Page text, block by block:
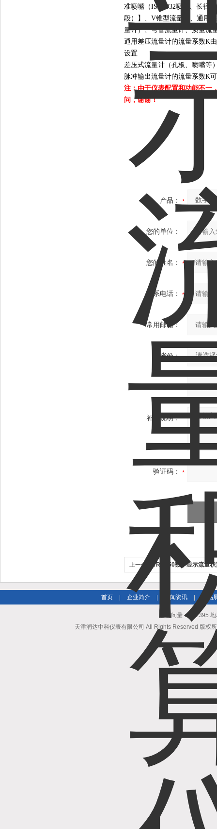
准喷嘴（ISA1932喷嘴、长径
段）】、V锥型流量计、通用
量计）、弯管流量计、质量流
通用差压流量计的流量系数K
设置
差压式流量计（孔板、喷嘴等
脉冲输出流量计的流量系数K
注：由于仪表配置和功能不一
问，谢谢！
产品：
您的单位：
您的姓名：
联系电话：
常用邮箱：
省份：
补充说明：
验证码：
上一个： TRD450数字显示流量
首页 企业简介 新闻资讯 产品
总访问量：502395
天津润达中科仪表有限公司 All Rights Reserved 版权